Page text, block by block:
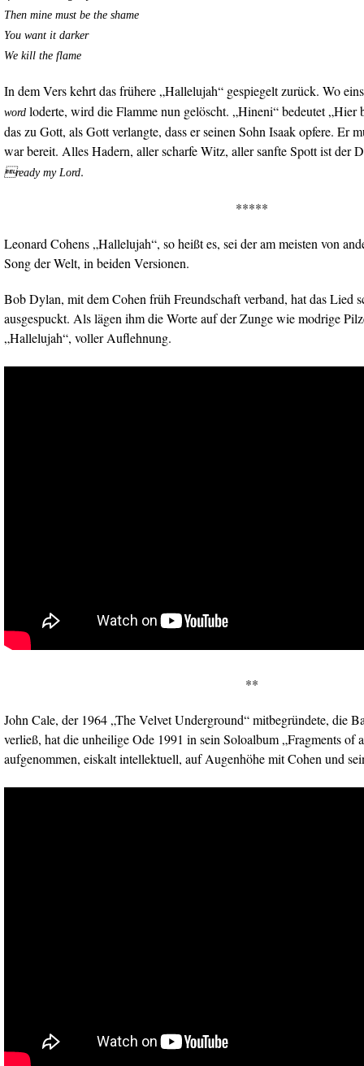
Then mine must be the shame
You want it darker
We kill the flame
In dem Vers kehrt das frühere „Hallelujah“ gespiegelt zurück. Wo
word loderte, wird die Flamme nun gelöscht. „Hineni“ bedeutet „Hier
das zu Gott, als Gott verlangte, dass er seinen Sohn Isaak opfere. Er
war bereit. Alles Hadern, aller scharfe Witz, aller sanfte Spott ist der
ready my Lord.
*****
Leonard Cohens „Hallelujah“, so heißt es, sei der am meisten von
Song der Welt, in beiden Versionen.
Bob Dylan, mit dem Cohen früh Freundschaft verband, hat das Lied
ausgespuckt. Als lägen ihm die Worte auf der Zunge wie modrige
„Hallelujah“, voller Auflehnung.
**
John Cale, der 1964 „The Velvet Underground“ mitbegründete, die
verließ, hat die unheilige Ode 1991 in sein Soloalbum „Fragments of
aufgenommen, eiskalt intellektuell, auf Augenhöhe mit Cohen und